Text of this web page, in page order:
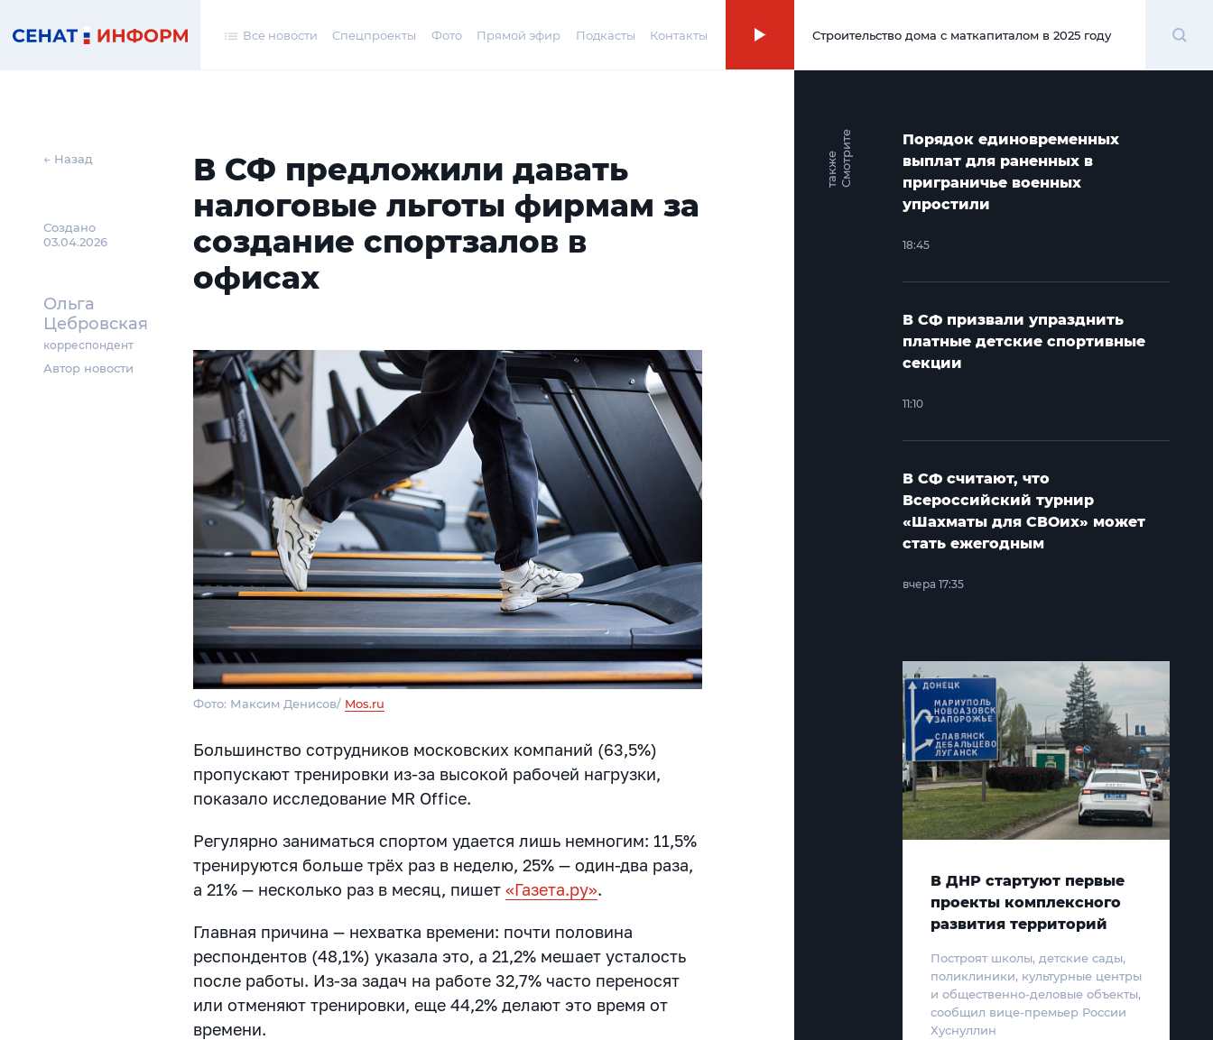
Все новости Спецпроекты Фото Прямой эфир Подкасты Контакты 00:00
Строительство дома с маткапиталом в 2025 году
← Назад
Создано
03.04.2026
Ольга
Цебровская
корреспондент
Автор новости
В СФ предложили давать
налоговые льготы фирмам за
создание спортзалов в
офисах
Фото: Максим Денисов/ Mos.ru
Большинство сотрудников московских компаний (63,5%)
пропускают тренировки из-за высокой рабочей нагрузки,
показало исследование MR Office.
Регулярно заниматься спортом удается лишь немногим: 11,5%
тренируются больше трёх раз в неделю, 25% — один-два раза,
а 21% — несколько раз в месяц, пишет«Газета.ру».
Главная причина — нехватка времени: почти половина
респондентов (48,1%) указала это, а 21,2% мешает усталость
после работы. Из-за задач на работе 32,7% часто переносят
или отменяют тренировки, еще 44,2% делают это время от
времени.
С
м
о
т
р и
т
е
т
а
к
ж
е
Порядок единовременных
выплат для раненных в
приграничье военных
упростили
18:45
В СФ призвали упразднить
платные детские спортивные
секции
11:10
В СФ считают, что
Всероссийский турнир
«Шахматы для СВОих» может
стать ежегодным
вчера 17:35
В ДНР стартуют первые
проекты комплексного
развития территорий
Построят школы, детские сады,
поликлиники, культурные центры
и общественно-деловые объекты,
сообщил вице-премьер России
Хуснуллин